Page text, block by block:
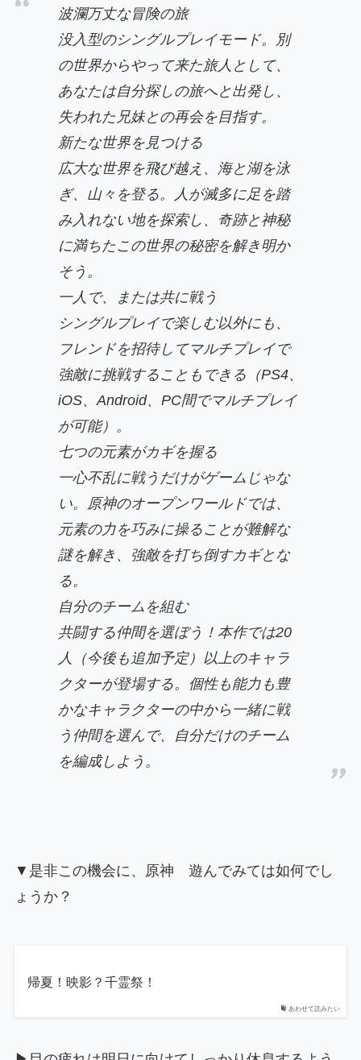
波瀾万丈な冒険の旅
没入型のシングルプレイモード。別
の世界からやって来た旅人として、
あなたは自分探しの旅へと出発し、
失われた兄妹との再会を目指す。
新たな世界を見つける
広大な世界を飛び越え、海と湖を泳
ぎ、山々を登る。人が滅多に足を踏
み入れない地を探索し、奇跡と神秘
に満ちたこの世界の秘密を解き明か
そう。
一人で、または共に戦う
シングルプレイで楽しむ以外にも、
フレンドを招待してマルチプレイで
強敵に挑戦することもできる（PS4、
iOS、Android、PC間でマルチプレイ
が可能）。
七つの元素がカギを握る
一心不乱に戦うだけがゲームじゃな
い。原神のオープンワールドでは、
元素の力を巧みに操ることが難解な
謎を解き、強敵を打ち倒すカギとな
る。
自分のチームを組む
共闘する仲間を選ぼう！本作では20
人（今後も追加予定）以上のキャラ
クターが登場する。個性も能力も豊
かなキャラクターの中から一緒に戦
う仲間を選んで、自分だけのチーム
を編成しよう。
▼是非この機会に、原神 遊んでみては如何でし
ょうか？
あわせて読みたい
帰夏！映影？千霊祭！